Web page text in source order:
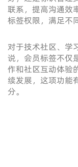
联系，提高沟通效
标签权限，满足不
对于技术社区、学
说，会员标签不仅
作和社区互动体验
续发展，这项功能
分。